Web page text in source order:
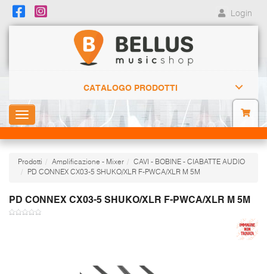
Login
CATALOGO PRODOTTI
Toggle
navigation
Prodotti Amplificazione - Mixer
CAVI - BOBINE - CIABATTE AUDIO
PD CONNEX CX03-5 SHUKO/XLR F-PWCA/XLR M 5M
PD CONNEX CX03-5 SHUKO/XLR F-PWCA/XLR M 5M